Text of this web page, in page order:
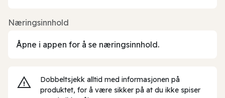
Næringsinnhold
Åpne i appen for å se næringsinnhold.
Dobbeltsjekk alltid med informasjonen på
produktet, for å være sikker på at du ikke spiser